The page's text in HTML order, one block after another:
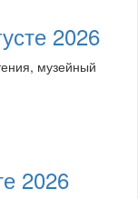
2026
музейный
2026